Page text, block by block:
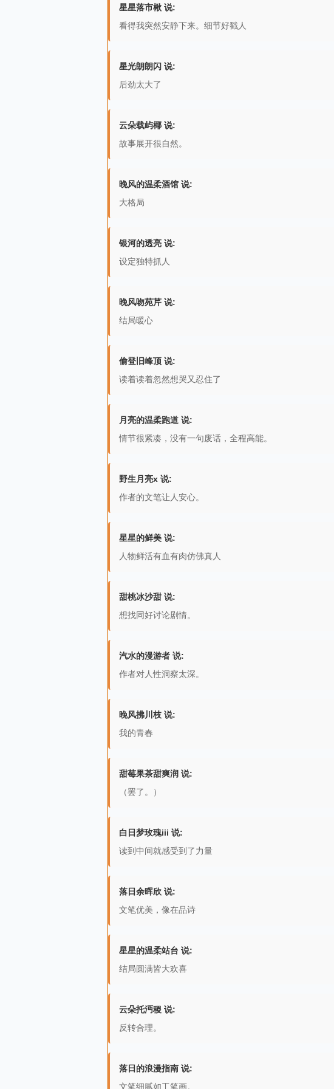
星星落市楸 说:
看得我突然安静下来。细节好戳人
星光朗朗闪 说:
后劲太大了
云朵载屿椰 说:
故事展开很自然。
晚风的温柔酒馆 说:
大格局
银河的透亮 说:
设定独特抓人
晚风吻苑芹 说:
结局暖心
偷登旧峰顶 说:
读着读着忽然想哭又忍住了
月亮的温柔跑道 说:
情节很紧凑，没有一句废话，全程高能。
野生月亮x 说:
作者的文笔让人安心。
星星的鲜美 说:
人物鲜活有血有肉仿佛真人
甜桃冰沙甜 说:
想找同好讨论剧情。
汽水的漫游者 说:
作者对人性洞察太深。
晚风拂川枝 说:
我的青春
甜莓果茶甜爽润 说:
（罢了。）
白日梦玫瑰iii 说:
读到中间就感受到了力量
落日余晖欣 说:
文笔优美，像在品诗
星星的温柔站台 说:
结局圆满皆大欢喜
云朵托沔稷 说:
反转合理。
落日的浪漫指南 说:
文笔细腻如工笔画。